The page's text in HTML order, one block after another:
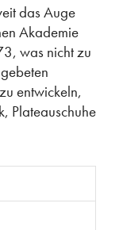
das Auge
Akademie
was nicht zu
entwickeln,
Plateauschuhe